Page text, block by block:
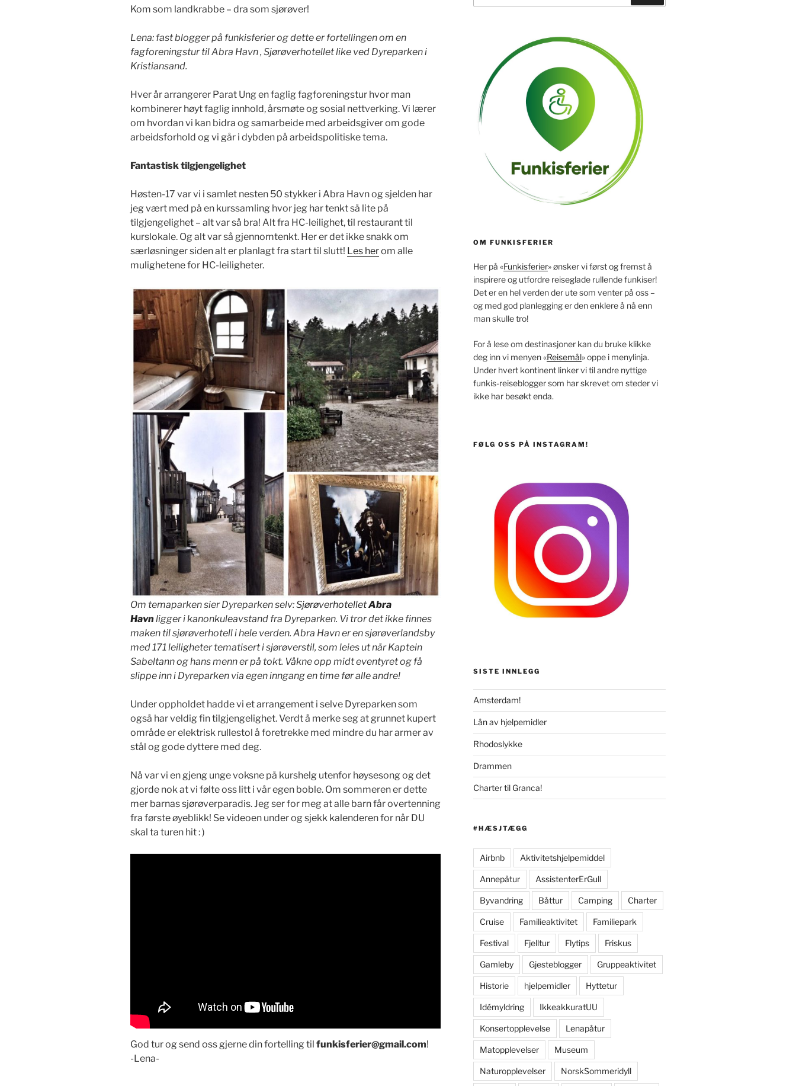
Kom som landkrabbe – dra som sjørøver!
Lena: fast blogger på funkisferier og dette er fortellingen om en
fagforeningstur til Abra Havn , Sjørøverhotellet like ved Dyreparken i
Kristiansand.
Hver år arrangerer Parat Ung en faglig fagforeningstur hvor man
kombinerer høyt faglig innhold, årsmøte og sosial nettverking. Vi lærer
om hvordan vi kan bidra og samarbeide med arbeidsgiver om gode
arbeidsforhold og vi går i dybden på arbeidspolitiske tema.
Fantastisk tilgjengelighet
Høsten-17 var vi i samlet nesten 50 stykker i Abra Havn og sjelden har
jeg vært med på en kurssamling hvor jeg har tenkt så lite på
tilgjengelighet – alt var så bra! Alt fra HC-leilighet, til restaurant til
kurslokale. Og alt var så gjennomtenkt. Her er det ikke snakk om
særløsninger siden alt er planlagt fra start til slutt! Les herom alle
mulighetene for HC-leiligheter.
Om temaparken sier Dyreparken selv:SjørøverhotelletAbra
Havnligger i kanonkuleavstand fra Dyreparken. Vi tror det ikke finnes
maken til sjørøverhotell i hele verden. Abra Havn er en sjørøverlandsby
med 171 leiligheter tematisert i sjørøverstil, som leies ut når Kaptein
Sabeltann og hans menn er på tokt. Våkne opp midt eventyret og få
slippe inn i Dyreparken via egen inngang en time før alle andre!
Under oppholdet hadde vi et arrangement i selve Dyreparken som
også har veldig fin tilgjengelighet. Verdt å merke seg at grunnet kupert
område er elektrisk rullestol å foretrekke med mindre du har armer av
stål og gode dyttere med deg.
Nå var vi en gjeng unge voksne på kurshelg utenfor høysesong og det
gjorde nok at vi følte oss litt i vår egen boble. Om sommeren er dette
mer barnas sjørøverparadis. Jeg ser for meg at alle barn får overtenning
fra første øyeblikk! Se videoen under og sjekk kalenderen for når DU
skal ta turen hit : )
God tur og send oss gjerne din fortelling til funkisferier@gmail.com!
-Lena-
OM FUNKISFERIER
Her på «Funkisferier» ønsker vi først og fremst å
inspirere og utfordre reiseglade rullende funkiser!
Det er en hel verden der ute som venter på oss –
og med god planlegging er den enklere å nå enn
man skulle tro!
For å lese om destinasjoner kan du bruke klikke
deg inn vi menyen «Reisemål» oppe i menylinja.
Under hvert kontinent linker vi til andre nyttige
funkis-reiseblogger som har skrevet om steder vi
ikke har besøkt enda.
FØLG OSS PÅ INSTAGRAM!
SISTE INNLEGG
Amsterdam!
Lån av hjelpemidler
Rhodoslykke
Drammen
Charter til Granca!
#HÆSJTÆGG
Airbnb Aktivitetshjelpemiddel
Annepåtur AssistenterErGull
Byvandring Båttur Camping Charter
Cruise Familieaktivitet Familiepark
Festival Fjelltur Flytips Friskus
Gamleby Gjesteblogger Gruppeaktivitet
Historie hjelpemidler Hyttetur
Idémyldring IkkeakkuratUU
Konsertopplevelse Lenapåtur
Matopplevelser Museum
Naturopplevelser NorskSommeridyll